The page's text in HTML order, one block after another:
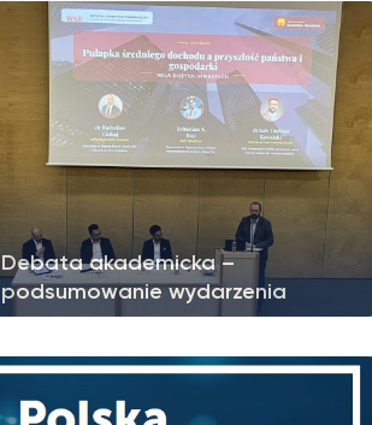
Debata akademicka –
podsumowanie wydarzenia
Ekonomicznym UKSW odbyła się debata